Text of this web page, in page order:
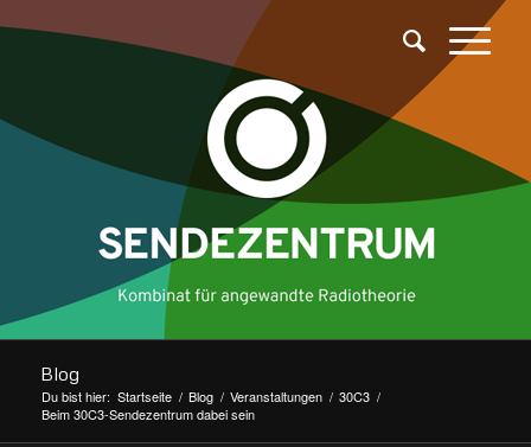
Blog
Du bist hier: Startseite / Blog / Veranstaltungen / 30C3 /
Beim 30C3-Sendezentrum dabei sein